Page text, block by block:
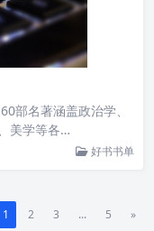
部名著涵盖政治学、
美学等各…
好书书单
1 2 3 ... 5 »